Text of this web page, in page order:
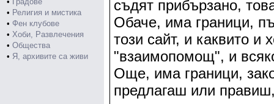
• Религия и мистика
• Фен клубове
• Хоби, Развлечения
• Общества
• Я, архивите са живи
съдят прибързано,
Обаче, има граници,
този сайт, и каквито и
"взаимопомощ", и
Още, има граници,
предлагаш или